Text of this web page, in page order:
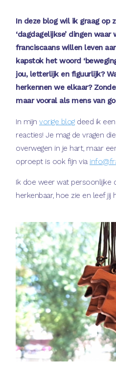
In deze blog wil ik graag op
‘dagdagelijkse’ dingen waar
franciscaans willen leven
kapstok het woord
jou, letterlijk en figuurlijk?
herkennen we elkaar?
maar vooral als mens van
In mijn vorige blogdeed ik
reacties! Je mag de vragen
overwegen in je hart, maar
oproept is ook fijn via
Ik doe weer wat persoonlijke
herkenbaar, hoe zie en leef jij